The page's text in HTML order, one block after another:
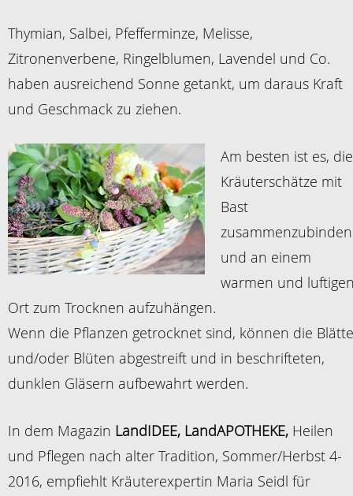
Thymian, Salbei, Pfefferminze, Melisse,
Zitronenverbene, Ringelblumen, Lavendel und Co.
haben ausreichend Sonne getankt, um daraus Kraft
und Geschmack zu ziehen.
Am besten ist es, die
Kräuterschätze mit
Bast
zusammenzubinden
und an einem
warmen und
Ort zum Trocknen aufzuhängen.
Wenn die Pflanzen getrocknet sind, können die
und/oder Blüten abgestreift und in beschrifteten,
dunklen Gläsern aufbewahrt werden.
In dem Magazin LandIDEE, LandAPOTHEKE, Heilen
und Pflegen nach alter Tradition, Sommer/Herbst 4-
2016, empfiehlt Kräuterexpertin Maria Seidl für